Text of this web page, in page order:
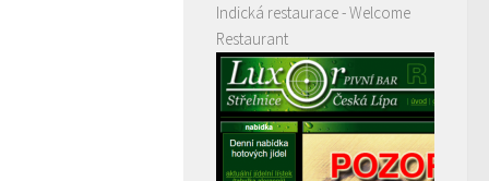
Indická restaurace - Welcome
Restaurant